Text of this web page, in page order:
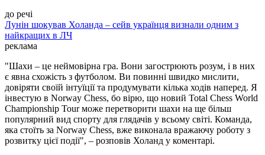
до речі
Лунін шокував Холанда – сейв українця визнали одним з
найкращих в ЛЧ
реклама
"Шахи – це неймовірна гра. Вони загострюють розум, і в них
є явна схожість з футболом. Ви повинні швидко мислити,
довіряти своїй інтуїції та продумувати кілька ходів наперед. Я
інвестую в Norway Chess, бо вірю, що новий Total Chess World
Championship Tour може перетворити шахи на ще більш
популярний вид спорту для глядачів у всьому світі. Команда,
яка стоїть за Norway Chess, вже виконала вражаючу роботу з
розвитку цієї події", – розповів Холанд у коментарі.